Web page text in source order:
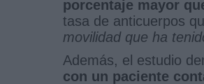
porcentaje mayor
tasa de anticuerpos
movilidad que ha
Además, el estudio
con un paciente